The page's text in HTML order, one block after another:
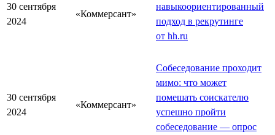
30 сентября
2024
«Коммерсант»
навыкоориентированный
подход в рекрутинге
от hh.ru
30 сентября
2024
«Коммерсант»
Собеседование проходит
мимо: что может
помешать соискателю
успешно пройти
собеседование — опрос